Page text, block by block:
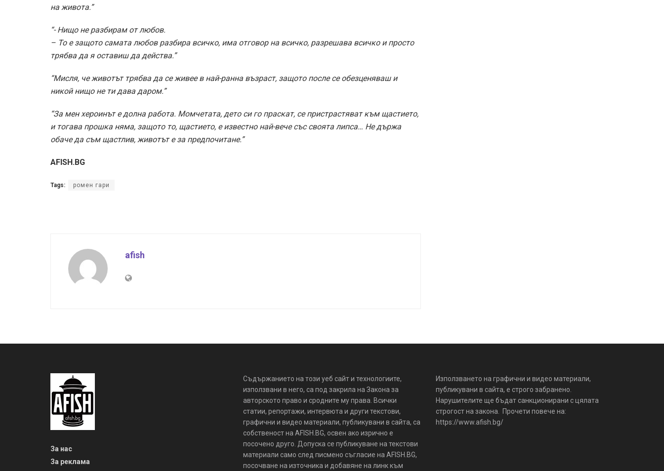
на живота.”
“- Нищо не разбирам от любов.
– То е защото самата любов разбира всичко, има отговор на всичко, разрешава всичко и просто
трябва да я оставиш да действа.”
“Мисля, че животът трябва да се живее в най-ранна възраст, защото после се обезценяваш и
никой нищо не ти дава даром.”
“За мен хероинът е долна работа. Момчетата, дето си го праскат, се пристрастяват към щастието,
и тогава прошка няма, защото то, щастието, е известно най-вече със своята липса… Не държа
обаче да съм щастлив, животът е за предпочитане.”
AFISH.BG
Tags: ромен гари
afish
За нас
За реклама
Съдържанието на този уеб сайт и технологиите,
използвани в него, са под закрила на Закона за
авторското право и сродните му права. Всички
статии, репортажи, интервюта и други текстови,
графични и видео материали, публикувани в сайта, са
собственост на AFISH.BG, освен ако изрично е
посочено друго. Допуска се публикуване на текстови
материали само след писмено съгласие на AFISH.BG,
посочване на източника и добавяне на линк към
Използването на графични и видео материали,
публикувани в сайта, е строго забранено.
Нарушителите ще бъдат санкционирани с цялата
строгост на закона. Прочети повече на:
https://www.afish.bg/